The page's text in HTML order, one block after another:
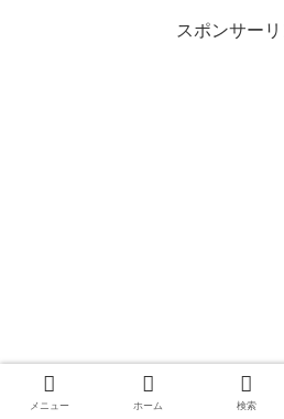
スポンサーリ
メニュー ホーム 検索